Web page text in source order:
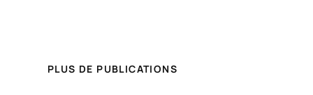
PLUS DE PUBLICATIONS